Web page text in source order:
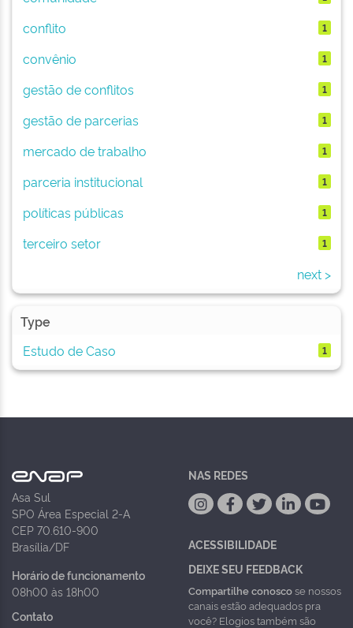
conflito 1
convênio 1
gestão de conflitos 1
gestão de parcerias 1
mercado de trabalho 1
parceria institucional 1
políticas públicas 1
terceiro setor 1
next >
Type
Estudo de Caso
1
Asa Sul
SPO Área Especial 2-A
CEP 70.610-900
Brasília/DF
Horário de funcionamento
08h00 às 18h00
Contato
NAS REDES
ACESSIBILIDADE
DEIXE SEU FEEDBACK
Compartilhe conoscose nossos
canais estão adequados pra
você? Elogios também são